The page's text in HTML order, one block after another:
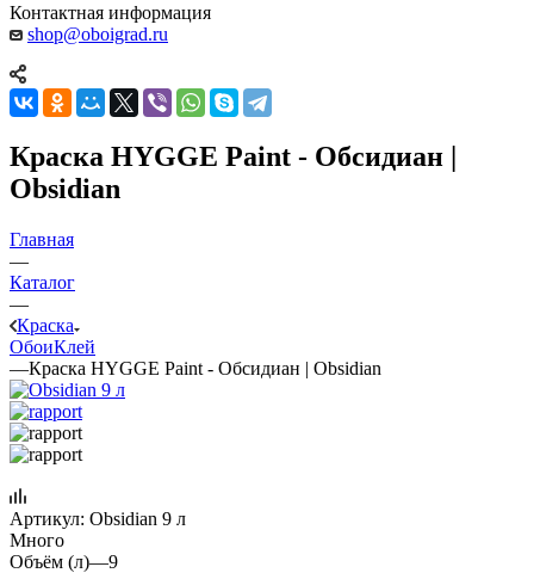
Контактная информация
shop@oboigrad.ru
Краска HYGGE Paint - Обсидиан |
Obsidian
Главная
—
Каталог
—
Краска
ОбоиКлей
—Краска HYGGE Paint - Обсидиан | Obsidian
Артикул: Obsidian 9 л
Много
Объём (л)—9